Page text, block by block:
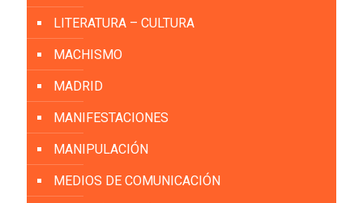
LITERATURA – CULTURA
MACHISMO
MADRID
MANIFESTACIONES
MANIPULACIÓN
MEDIOS DE COMUNICACIÓN